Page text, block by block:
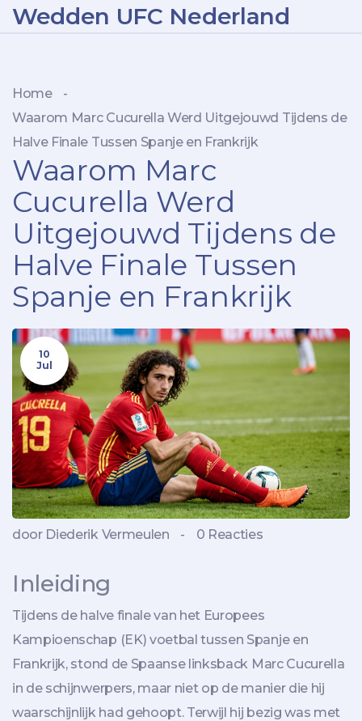
Wedden UFC Nederland
Home
-
Waarom Marc Cucurella Werd Uitgejouwd Tijdens de
Halve Finale Tussen Spanje en Frankrijk
Waarom Marc
Cucurella Werd
Uitgejouwd Tijdens de
Halve Finale Tussen
Spanje en Frankrijk
10
Jul
door Diederik Vermeulen - 0 Reacties
Inleiding
Tijdens de halve finale van het Europees
Kampioenschap (EK) voetbal tussen Spanje en
Frankrijk, stond de Spaanse linksback Marc Cucurella
in de schijnwerpers, maar niet op de manier die hij
waarschijnlijk had gehoopt. Terwijl hij bezig was met